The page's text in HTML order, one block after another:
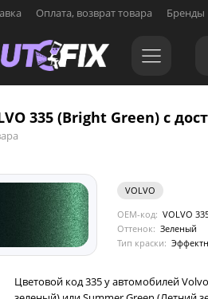
Оплата, возврат товара Бренды
335 (Bright Green) с
VOLVO
OEM-код: VOLVO
Оттенок: Зеленый
Тип краски:
Цветовой код 335 у автомобилей